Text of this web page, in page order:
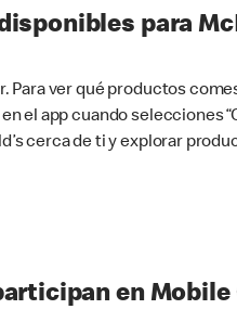
para
Para ver qué productos
el app cuando selecciones
cerca de ti y explorar
en Mobile